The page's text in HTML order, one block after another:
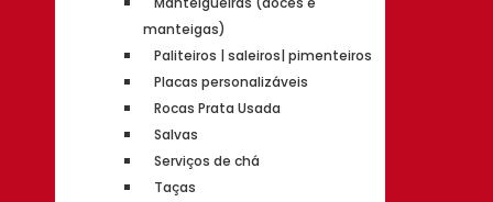
manteigas)
Paliteiros | saleiros| pimenteiros
Placas personalizáveis
Rocas Prata Usada
Salvas
Serviços de chá
Taças